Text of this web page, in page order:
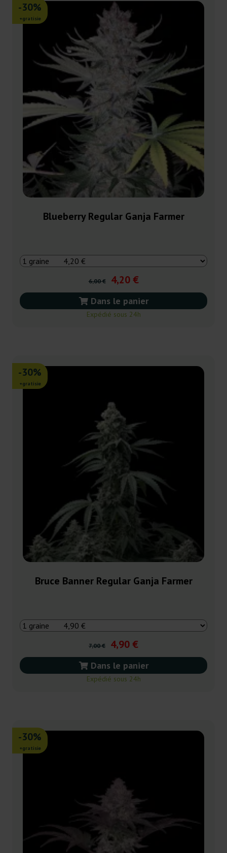
-30%
+gratisie
Blueberry Regular Ganja Farmer
6,00 € 4,20 €
Dans le panier
Expédié sous 24h
-30%
+gratisie
Bruce Banner Regular Ganja Farmer
7,00 € 4,90 €
Dans le panier
Expédié sous 24h
-30%
+gratisie